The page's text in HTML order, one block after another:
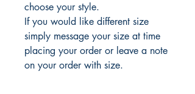
choose your style.
If you would like different size
simply message your size at time
placing your order or leave a note
on your order with size.